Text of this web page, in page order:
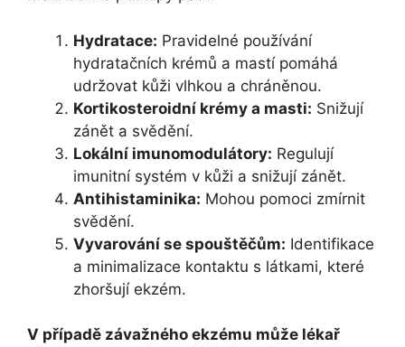
Hydratace: Pravidelné používání
hydratačních krémů a mastí pomáhá
udržovat kůži vlhkou a chráněnou.
Kortikosteroidní krémy a masti: Snižují
zánět a svědění.
Lokální imunomodulátory: Regulují
imunitní systém v kůži a snižují zánět.
Antihistaminika: Mohou pomoci zmírnit
svědění.
Vyvarování se spouštěčům: Identifikace
a minimalizace kontaktu s látkami, které
zhoršují ekzém.
V případě závažného ekzému může lékař